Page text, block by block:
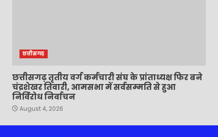
छत्तीसगढ़
छत्तीसगढ़ तृतीय वर्ग कर्मचारी संघ के प्रांताध्यक्ष फिर बने
चंद्रशेखर तिवारी, आमसभा में सर्वसम्मति से हुआ
निर्विरोध निर्वाचन
August 4, 2026